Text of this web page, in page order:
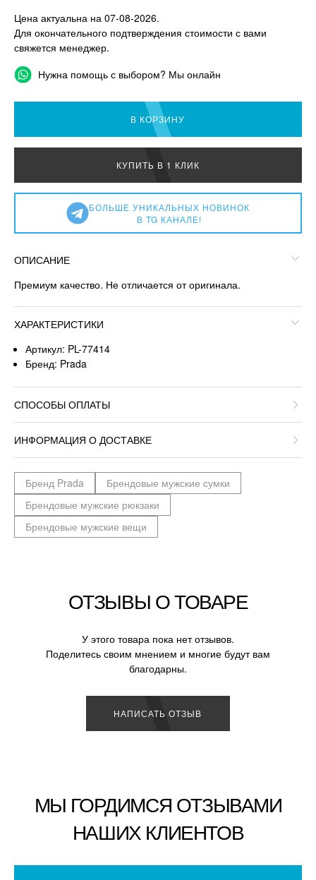
Цена актуальна на 07-08-2026.
Для окончательного подтверждения стоимости с вами
свяжется менеджер.
Нужна помощь с выбором? Мы онлайн
В КОРЗИНУ
КУПИТЬ В 1 КЛИК
БОЛЬШЕ УНИКАЛЬНЫХ НОВИНОК
В TG КАНАЛЕ!
ОПИСАНИЕ
Премиум качество. Не отличается от оригинала.
ХАРАКТЕРИСТИКИ
Артикул: PL-77414
Бренд: Prada
СПОСОБЫ ОПЛАТЫ
ИНФОРМАЦИЯ О ДОСТАВКЕ
Бренд Prada
Брендовые мужские сумки
Брендовые мужские рюкзаки
Брендовые мужские вещи
ОТЗЫВЫ О ТОВАРЕ
У этого товара пока нет отзывов.
Поделитесь своим мнением и многие будут вам
благодарны.
НАПИСАТЬ ОТЗЫВ
МЫ ГОРДИМСЯ ОТЗЫВАМИ
НАШИХ КЛИЕНТОВ